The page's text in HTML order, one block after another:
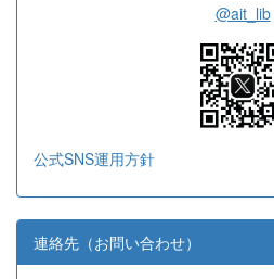
@ait_lib
公式SNS運用方針
連絡先（お問い合わせ）